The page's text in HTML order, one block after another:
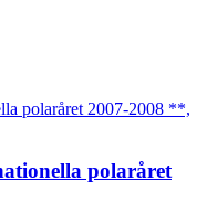
polaråret